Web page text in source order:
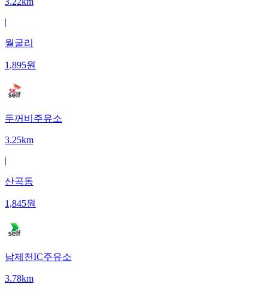
|
월굴리
1,895원
두꺼비주유소
3.25km
|
산곡동
1,845원
남제천IC주유소
3.78km